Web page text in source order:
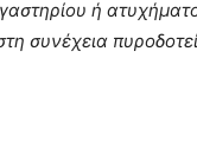
ή
συνέχεια